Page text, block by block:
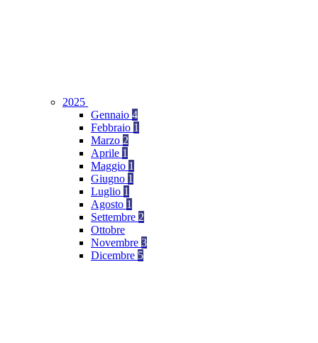
2025
Gennaio 4
Febbraio 1
Marzo 2
Aprile 1
Maggio 1
Giugno 1
Luglio 1
Agosto 1
Settembre 2
Ottobre
Novembre 3
Dicembre 5